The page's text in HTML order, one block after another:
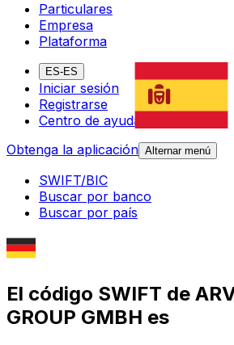
Particulares
Empresa
Plataforma
ES-ES
Iniciar sesión
Registrarse
Centro de ayuda
Obtenga la aplicación Alternar menú
SWIFT/BIC
Buscar por banco
Buscar por país
El código SWIFT de
GROUP GMBH es